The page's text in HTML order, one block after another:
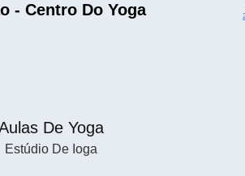
- Centro Do Yoga
De Yoga
Estúdio De Ioga